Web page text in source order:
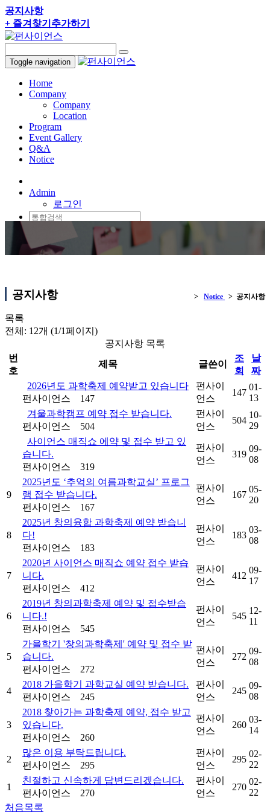
공지사항
+ 즐겨찾기추가하기
Toggle navigation
Home
Company
Company
Location
Program
Event Gallery
Q&A
Notice
Admin
로그인
공지사항 > Notice > 공지사항
목록
전체: 12개 (1/1페이지)
공지사항 목록
번
호
제목 글쓴이
조
회
날
짜
2026년도 과학축제 예약받고 있습니다
펀사이언스
147
펀사이
언스
147
01-
13
겨울과학캠프 예약 접수 받습니다.
펀사이언스
504
펀사이
언스
504
10-
29
사이언스 매직쇼 에약 및 접수 받고 있
습니다.
펀사이언스
319
펀사이
언스
319
09-
08
9
2025년도 ‘추억의 여름과학교실’ 프로그
램 접수 받습니다.
펀사이언스
167
펀사이
언스
167
05-
20
8
2025년 창의융합 과학축제 예약 받습니
다!
펀사이언스
183
펀사이
언스
183
03-
08
7
2020년 사이언스 매직쇼 예약 접수 받습
니다.
펀사이언스
412
펀사이
언스
412
09-
17
6
2019년 창의과학축제 예약 및 접수받습
니다.!
펀사이언스
545
펀사이
언스
545
12-
11
5
가을학기 '창의과학축제' 예약 및 접수 받
습니다.
펀사이언스
272
펀사이
언스
272
09-
08
4
2018 가을학기 과학교실 예약 받습니다.
펀사이언스
245
펀사이
언스
245
09-
08
3
2018 찾아가는 과학축제 예약, 접수 받고
있습니다.
펀사이언스
260
펀사이
언스
260
03-
14
2
많은 이용 부탁드립니다.
펀사이언스
295
펀사이
언스
295
02-
22
1
친절하고 신속하게 답변드리겠습니다.
펀사이언스
270
펀사이
언스
270
02-
22
처음목록